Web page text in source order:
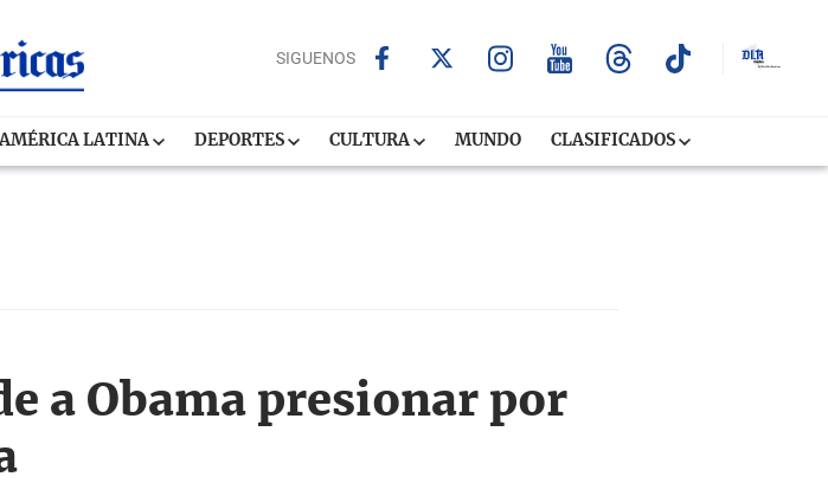
SIGUENOS
AMÉRICA LATINA DEPORTES CULTURA MUNDO CLASIFICADOS
a Obama presionar por